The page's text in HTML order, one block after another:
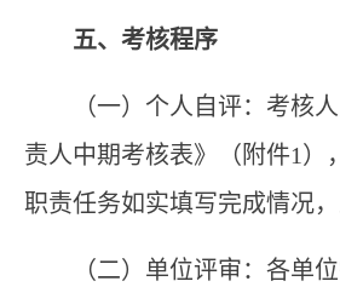
五、考核程序
（一）个人自评：考核
责人中期考核表》（附件1 ）
职责任务如实填写完成情况
（二）单位评审： 各单